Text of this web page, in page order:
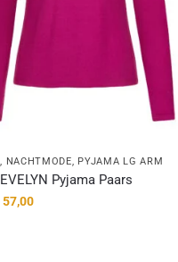
NACHTMODE PYJAMA LG ARM
Pyjama Paars
57,00